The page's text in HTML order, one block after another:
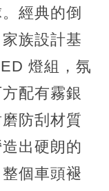
經典的倒
族設計基
燈組，氛
配有霧銀
防刮材質
出硬朗的
個車頭褪